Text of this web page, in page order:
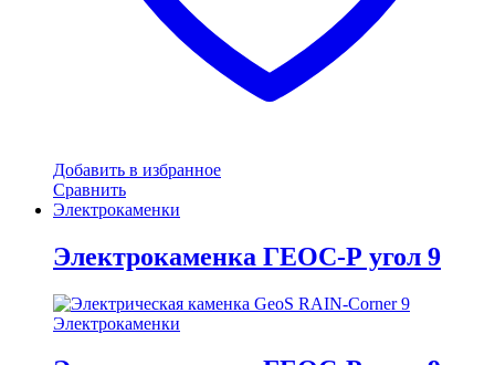
Добавить в избранное
Сравнить
Электрокаменки
Электрокаменка ГЕОС-Р угол 9
Электрокаменки